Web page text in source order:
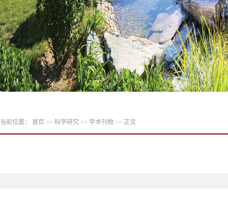
当前位置： 首页 >> 科学研究 >> 学术刊物 >> 正文